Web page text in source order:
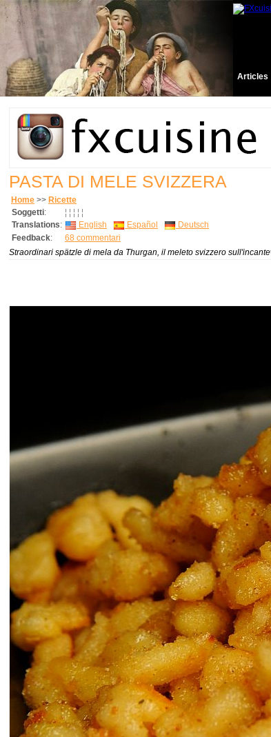
Articles
PASTA DI MELE SVIZZERA
Home >> Ricette
Soggetti: ¦ ¦ ¦ ¦ ¦
Translations: English Español
Deutsch
Feedback: 68 commentari
Straordinari spätzle di mela da Thurgan, il meleto svizzero